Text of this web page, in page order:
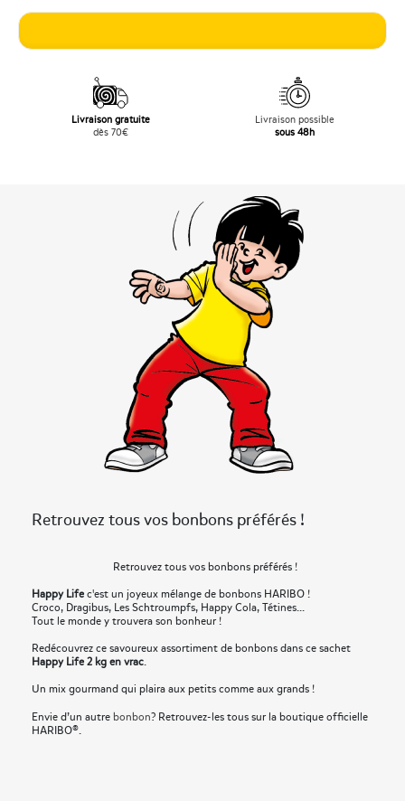
Livraison gratuite
dès 70€
Livraison possible
sous 48h
Retrouvez tous vos bonbons préférés !
Retrouvez tous vos bonbons préférés !
Happy Life c'est un joyeux mélange de bonbons HARIBO !
Croco, Dragibus, Les Schtroumpfs, Happy Cola, Tétines...
Tout le monde y trouvera son bonheur !
Redécouvrez ce savoureux assortiment de bonbons dans ce sachet
Happy Life 2 kg en vrac.
Un mix gourmand qui plaira aux petits comme aux grands !
Envie d’un autre bonbon? Retrouvez-les tous sur la boutique officielle
HARIBO®.